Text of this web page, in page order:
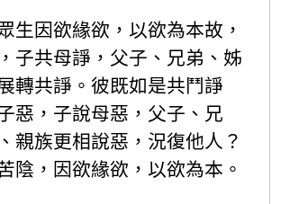
生因欲緣欲，以欲為本故，
子共母諍，父子、兄弟、姊
轉共諍。彼既如是共鬥諍
惡，子說母惡，父子、兄
親族更相說惡，況復他人？
陰，因欲緣欲，以欲為本。